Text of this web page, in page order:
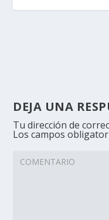
DEJA UNA
Tu dirección de
Los campos